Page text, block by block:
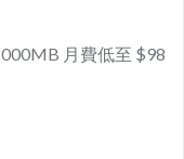
月費低至 $98